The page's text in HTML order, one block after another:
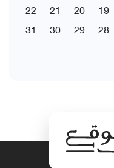
19
20
21
22
28
29
30
31